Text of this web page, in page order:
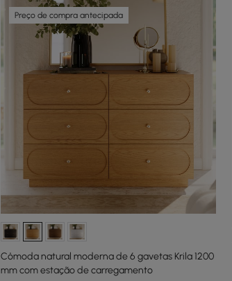
Preço de compra antecipada
Cômoda natural moderna de 6 gavetas Krila 1200
mm com estação de carregamento